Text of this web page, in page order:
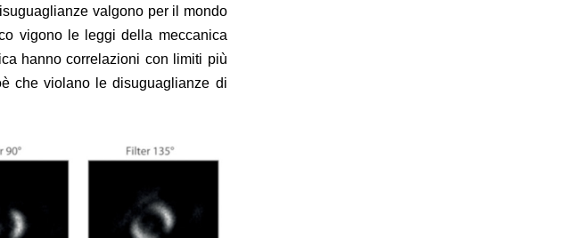
valgono per il mondo
vigono le leggi della meccanica
hanno correlazioni con limiti più
che violano le disuguaglianze di